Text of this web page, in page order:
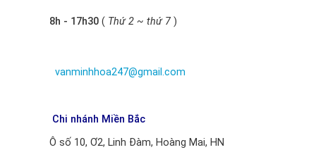
8h - 17h30 ( Thứ 2 ~ thứ 7 )
vanminhhoa247@gmail.com
Chi nhánh Miền Bắc
Ô số 10, Ơ2, Linh Đàm, Hoàng Mai, HN